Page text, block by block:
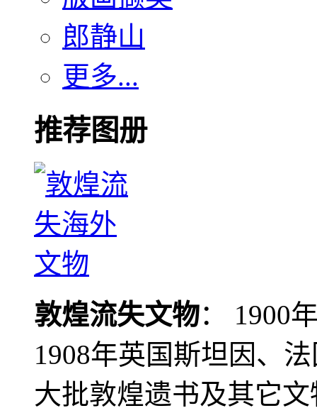
郎静山
更多...
推荐图册
敦煌流失文物： 1900
1908年英国斯坦因、
大批敦煌遗书及其它